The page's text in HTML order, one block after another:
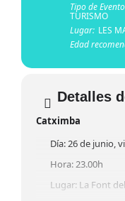
Tipo de
TURISMO
Lugar: LES
Edad
Detalles
Catximba
Día: 26 de junio,
Hora: 23.00h
Lugar: La Font